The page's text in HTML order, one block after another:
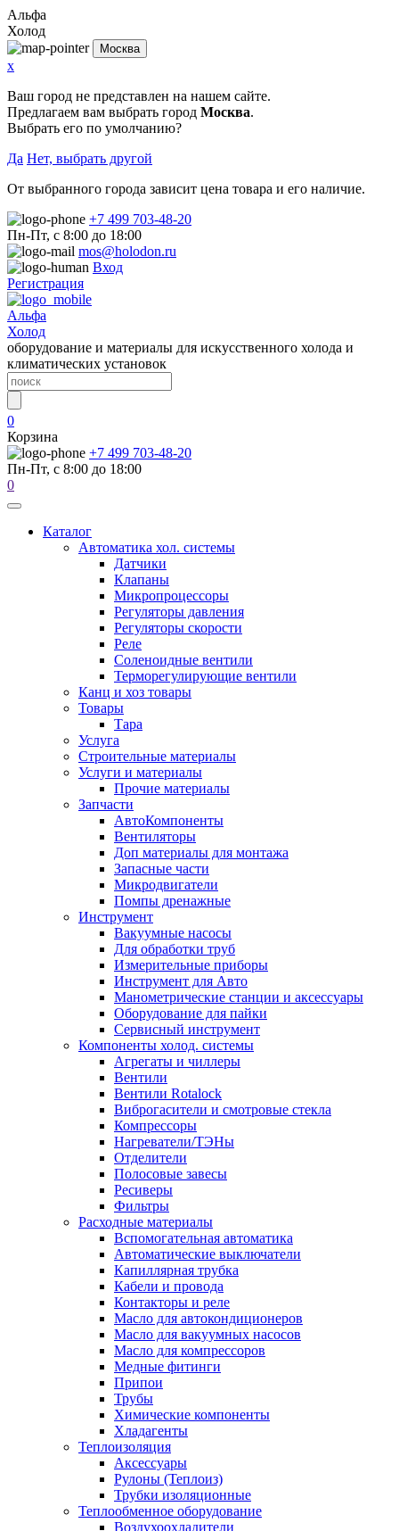
Альфа
Холод
Москва
x
Ваш город не представлен на нашем сайте.
Предлагаем вам выбрать город Москва.
Выбрать его по умолчанию?
Да Нет, выбрать другой
От выбранного города зависит цена товара и его наличие.
+7 499 703-48-20
Пн-Пт, с 8:00 до 18:00
mos@holodon.ru
Вход
Регистрация
Альфа
Холод
оборудование и материалы для искусственного холода и
климатических установок
0
Корзина
+7 499 703-48-20
Пн-Пт, с 8:00 до 18:00
0
Каталог
Автоматика хол. системы
Датчики
Клапаны
Микропроцессоры
Регуляторы давления
Регуляторы скорости
Реле
Соленоидные вентили
Терморегулирующие вентили
Канц и хоз товары
Товары
Тара
Услуга
Строительные материалы
Услуги и материалы
Прочие материалы
Запчасти
АвтоКомпоненты
Вентиляторы
Доп материалы для монтажа
Запасные части
Микродвигатели
Помпы дренажные
Инструмент
Вакуумные насосы
Для обработки труб
Измерительные приборы
Инструмент для Авто
Манометрические станции и аксессуары
Оборудование для пайки
Сервисный инструмент
Компоненты холод. системы
Агрегаты и чиллеры
Вентили
Вентили Rotalock
Виброгасители и смотровые стекла
Компрессоры
Нагреватели/ТЭНы
Отделители
Полосовые завесы
Ресиверы
Фильтры
Расходные материалы
Вспомогательная автоматика
Автоматические выключатели
Капиллярная трубка
Кабели и провода
Контакторы и реле
Масло для автокондиционеров
Масло для вакуумных насосов
Масло для компрессоров
Медные фитинги
Припои
Трубы
Химические компоненты
Хладагенты
Теплоизоляция
Аксессуары
Рулоны (Теплоиз)
Трубки изоляционные
Теплообменное оборудование
Воздухоохладители